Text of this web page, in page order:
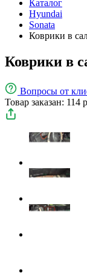
Каталог
Hyundai
Sonata
Коврики в
Коврики в
Вопросы от
Товар заказан: 114